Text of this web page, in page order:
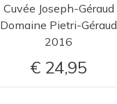
Cuvée Joseph-Géraud
Domaine Pietri-Géraud
2016
24,95